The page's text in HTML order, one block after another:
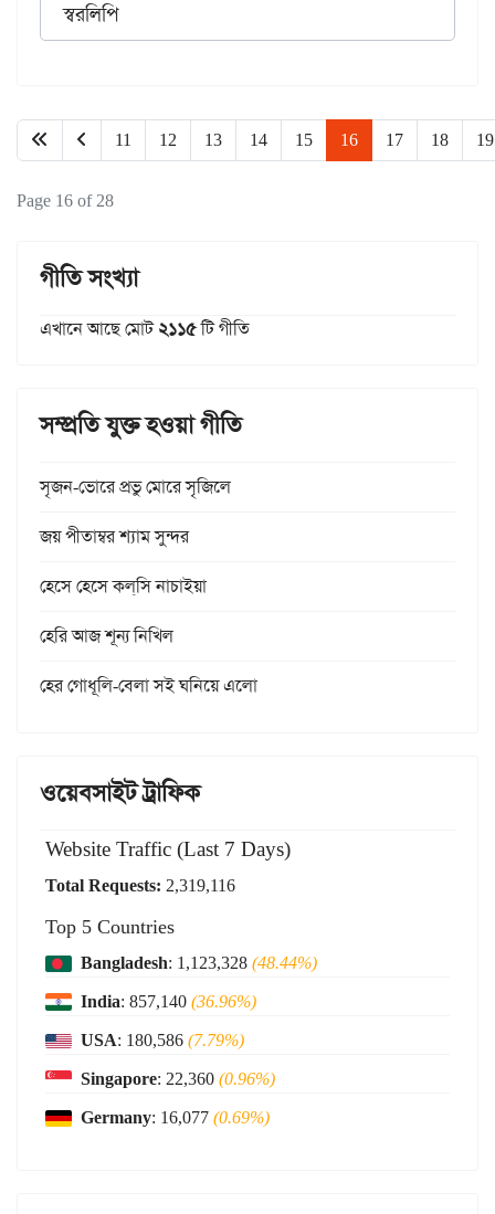
স্বরলিপি
11 12 13 14 15 16 17 18 19
Page 16 of 28
গীতি সংখ্যা
এখানে আছে মোট২১১৫টি গীতি
সম্প্রতি যুক্ত হওয়া গীতি
সৃজন-ভোরে প্রভু মোরে সৃজিলে
জয় পীতাম্বর শ্যাম সুন্দর
হেসে হেসে কল্‌সি নাচাইয়া
হেরি আজ শূন্য নিখিল
হের গোধূলি-বেলা সই ঘনিয়ে এলো
ওয়েবসাইট ট্রাফিক
Website Traffic (Last 7 Days)
Total Requests: 2,319,116
Top 5 Countries
Bangladesh: 1,123,328(48.44%)
India: 857,140(36.96%)
USA: 180,586(7.79%)
Singapore: 22,360(0.96%)
Germany: 16,077(0.69%)